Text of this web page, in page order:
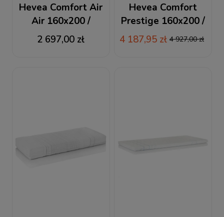
Hevea Comfort Air
Air 160x200 /
200x160 materac
lateksowy
2 697,00 zł
Hevea Comfort
Prestige 160x200 /
200x160 materac
lateksowy
4 187,95 zł 4 927,00 zł